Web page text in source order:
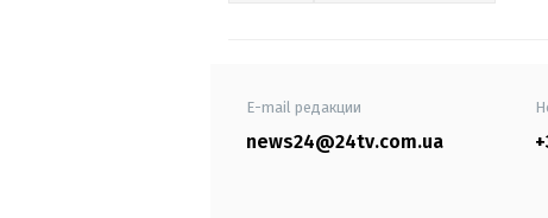
E-mail редакции
news24@24tv.com.ua